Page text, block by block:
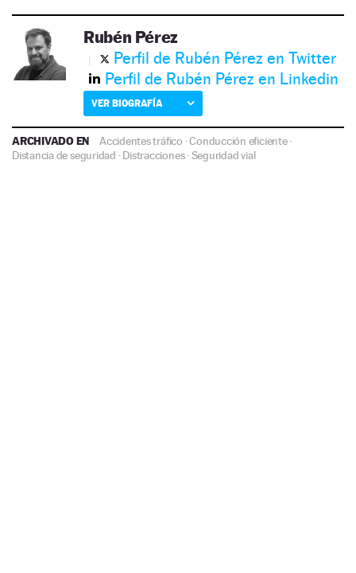
Rubén Pérez
Perfil de Rubén Pérez en Twitter
Perfil de Rubén Pérez en Linkedin
VER BIOGRAFÍA
ARCHIVADO EN Accidentes tráfico ·Conducción eficiente·
Distancia de seguridad ·Distracciones·Seguridad vial